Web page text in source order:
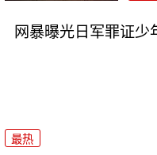
网暴曝光日军罪证
最热